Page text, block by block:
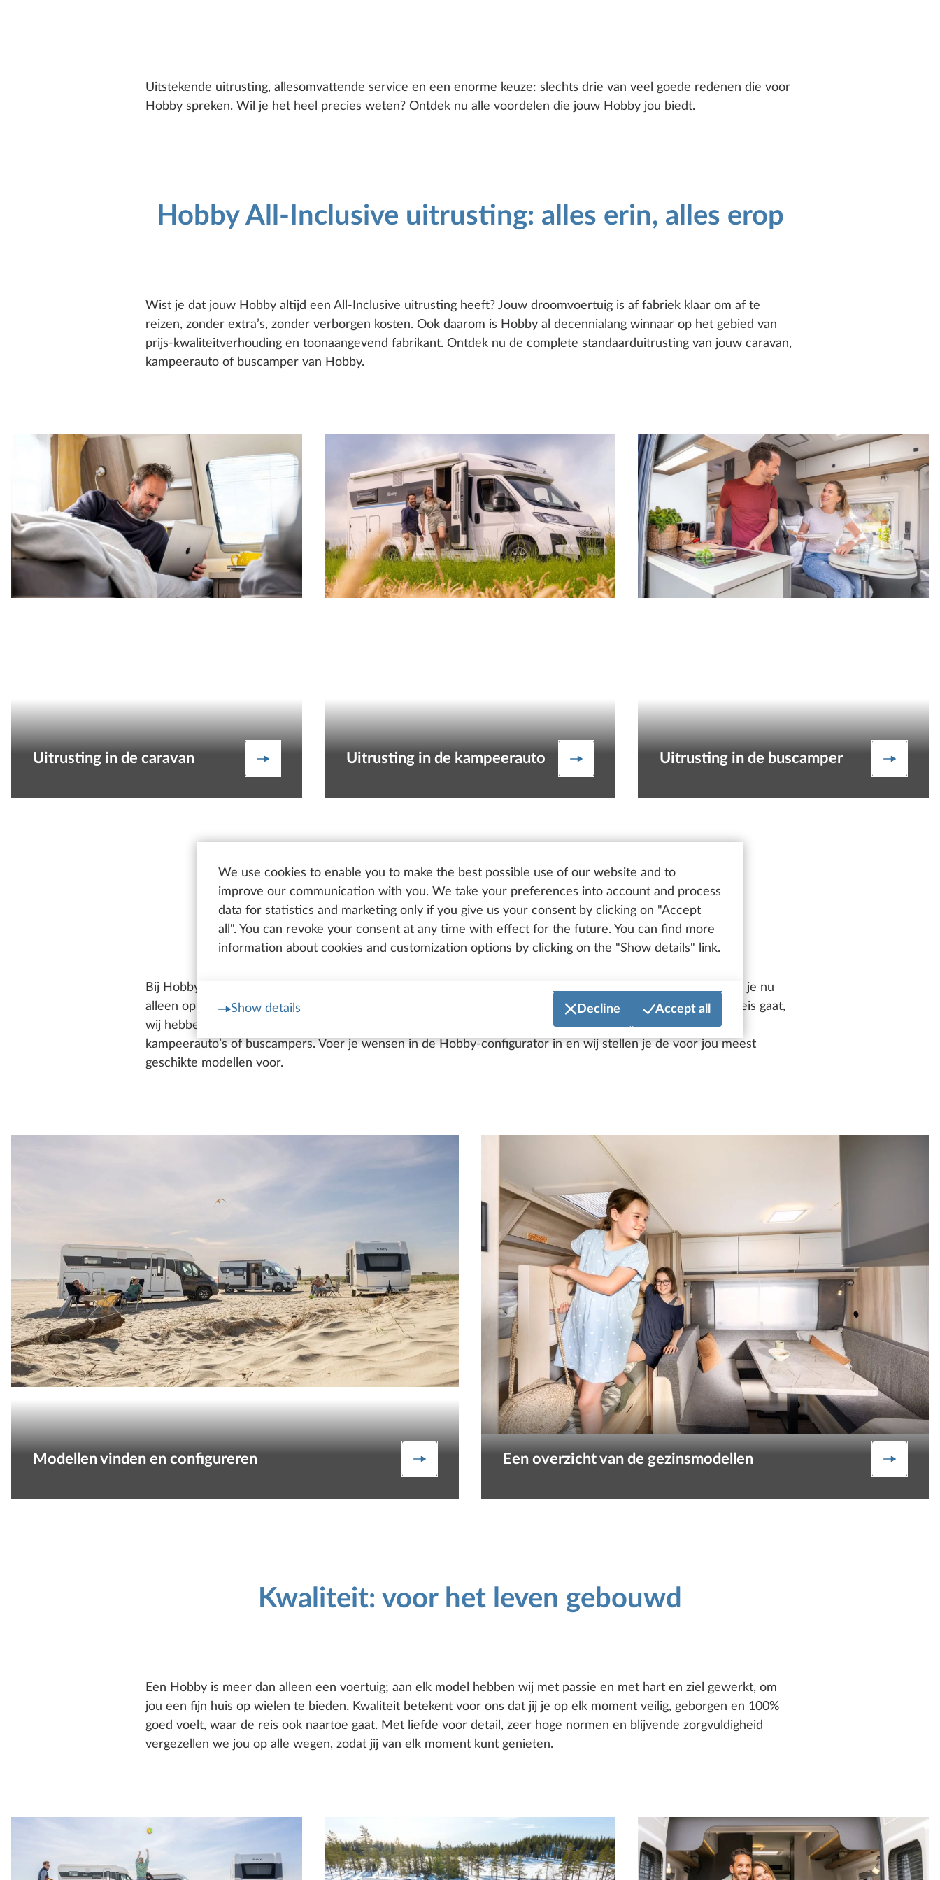
We use cookies to enable you to make the best possible use of our website and to
improve our communication with you. We take your preferences into account and process
data for statistics and marketing only if you give us your consent by clicking on "Accept
all". You can revoke your consent at any time with effect for the future. You can find more
information about cookies and customization options by clicking on the "Show details" link.
Show details Decline Accept all
Uitstekende uitrusting, allesomvattende service en een enorme keuze: slechts drie van veel goede redenen die voor
Hobby spreken. Wil je het heel precies weten? Ontdek nu alle voordelen die jouw Hobby jou biedt.
Hobby All-Inclusive uitrusting: alles erin, alles erop
Wist je dat jouw Hobby altijd een All-Inclusive uitrusting heeft? Jouw droomvoertuig is af fabriek klaar om af te
reizen, zonder extra’s, zonder verborgen kosten. Ook daarom is Hobby al decennialang winnaar op het gebied van
prijs-kwaliteitverhouding en toonaangevend fabrikant. Ontdek nu de complete standaarduitrusting van jouw caravan,
kampeerauto of buscamper van Hobby.
Uitrusting in de caravan Uitrusting in de caravanUitrusting in de kampeerauto Uitrusting in de kampeerautoUitrusting in de buscamper
Ruim aanbod: Wat een keuze
Bij Hobby vind je in ieder geval jouw droomvoertuig! Of deze nu klein en praktisch is of groot en luxueus, of je nu
alleen op weg bent, met z’n tweeën of met het hele gezin, of je nu in de winterse of in een hete zomer op reis gaat,
wij hebben voor alle wensen en behoeften het passende model. Klik gewoon eens door onze caravans,
kampeerauto’s of buscampers. Voer je wensen in de Hobby-configurator in en wij stellen je de voor jou meest
geschikte modellen voor.
Modellen vinden en configureren Ontdek de ruime keuzeEen overzicht van de gezinsmodellen Goede
Kwaliteit: voor het leven gebouwd
Een Hobby is meer dan alleen een voertuig; aan elk model hebben wij met passie en met hart en ziel gewerkt, om
jou een fijn huis op wielen te bieden. Kwaliteit betekent voor ons dat jij je op elk moment veilig, geborgen en 100%
goed voelt, waar de reis ook naartoe gaat. Met liefde voor detail, zeer hoge normen en blijvende zorgvuldigheid
vergezellen we jou op alle wegen, zodat jij van elk moment kunt genieten.